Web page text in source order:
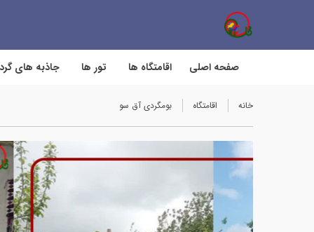
صفحه اصلی اقامتگاه ها تور ها جاذبه های
خانه اقامتگاه بومگردی آق سو